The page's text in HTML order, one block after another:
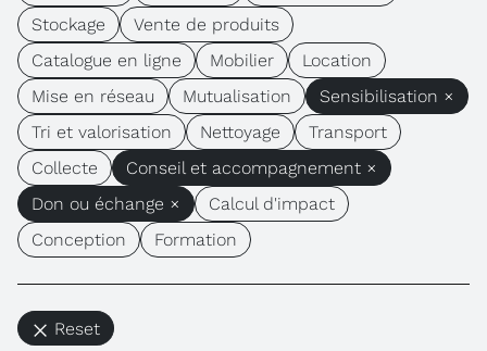
Stockage
Vente de produits
Catalogue en ligne
Mobilier
Location
Mise en réseau
Mutualisation
Sensibilisation ×
Tri et valorisation
Nettoyage
Transport
Collecte
Conseil et accompagnement ×
Don ou échange ×
Calcul d'impact
Conception
Formation
Reset